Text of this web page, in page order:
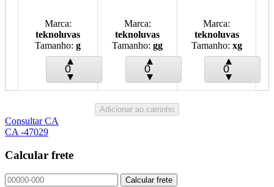
Marca:
teknoluvas
Tamanho: g
Marca:
teknoluvas
Tamanho: gg
Marca:
teknoluvas
Tamanho: xg
Adicionar ao carrinho
Consultar CA
CA -47029
Calcular frete